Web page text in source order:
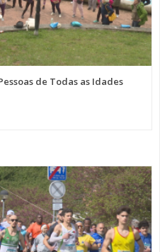
de Todas as Idades